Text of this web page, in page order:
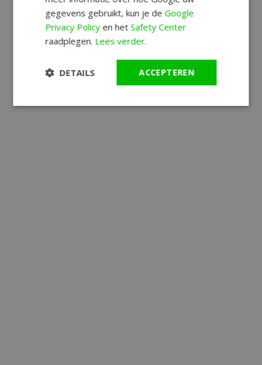
gegevens gebruikt, kun je deGoogle
Privacy Policyen hetSafety Center
raadplegen. Lees verder.
ACCEPTEREN
DETAILS